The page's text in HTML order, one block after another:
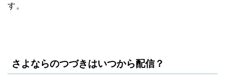
す。
さよならのつづきはいつから配信？